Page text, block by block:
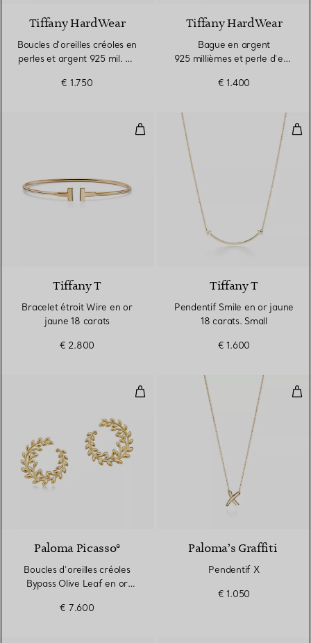
Tiffany HardWear
Boucles d’oreilles créoles en
perles et argent 925 mil. en
€ 1.750
Tiffany HardWear
Bague en argent
925 millièmes et perle d’eau
925 millièmes
€ 1.400
Bracelet étroit Wire en or jaune
3 Matériaux
Tiffany T
Bracelet étroit Wire en or
jaune 18 carats
€ 2.800
Tiffany T
Pendentif Smile en or jaune
18 carats. Small
€ 1.600
Boucles d’oreilles créoles
Paloma Picasso®
Boucles d’oreilles créoles
Bypass Olive Leaf en or
€ 7.600
Paloma’s Graffiti
Pendentif X
€ 1.050